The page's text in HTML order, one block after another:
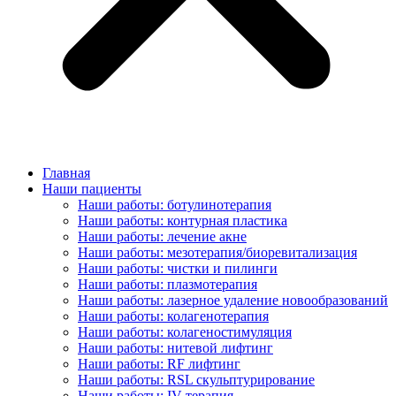
Главная
Наши пациенты
Наши работы: ботулинотерапия
Наши работы: контурная пластика
Наши работы: лечение акне
Наши работы: мезотерапия/биоревитализация
Наши работы: чистки и пилинги
Наши работы: плазмотерапия
Наши работы: лазерное удаление новообразований
Наши работы: колагенотерапия
Наши работы: колагеностимуляция
Наши работы: нитевой лифтинг
Наши работы: RF лифтинг
Наши работы: RSL скульптурирование